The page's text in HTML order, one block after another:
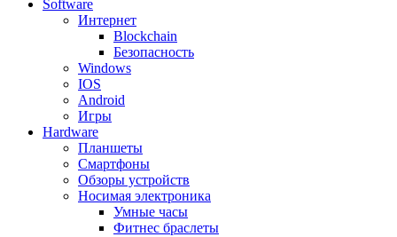
Software
Интернет
Blockchain
Безопасность
Windows
IOS
Android
Игры
Hardware
Планшеты
Смартфоны
Обзоры устройств
Носимая электроника
Умные часы
Фитнес браслеты